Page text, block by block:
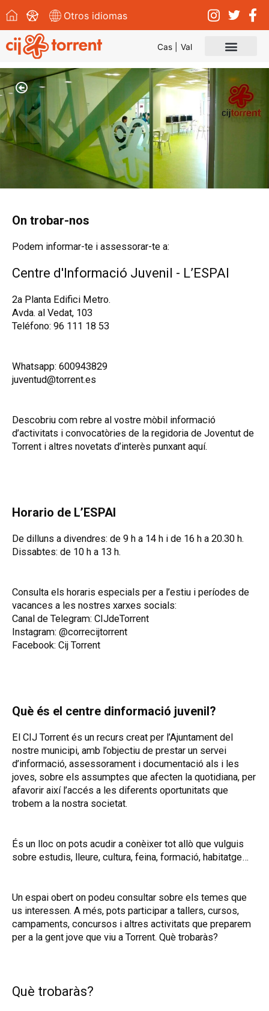
Otros idiomas
Cas | Val
On trobar-nos
Podem informar-te i assessorar-te a:
Centre d'Informació Juvenil - L’ESPAI
2a Planta Edifici Metro.
Avda. al Vedat, 103
Teléfono: 96 111 18 53
Whatsapp: 600943829
juventud@torrent.es
Descobriu com rebre al vostre mòbil informació
d’activitats i convocatòries de la regidoria de Joventut de
Torrent i altres novetats d’interès punxant aquí.
Horario de L’ESPAI
De dilluns a divendres: de 9 h a 14 h i de 16 h a 20.30 h.
Dissabtes: de 10 h a 13 h.
Consulta els horaris especials per a l’estiu i períodes de
vacances a les nostres xarxes socials:
Canal de Telegram: CIJdeTorrent
Instagram: @correcijtorrent
Facebook: Cij Torrent
Què és el centre dinformació juvenil?
El CIJ Torrent és un recurs creat per l’Ajuntament del
nostre municipi, amb l’objectiu de prestar un servei
d’informació, assessorament i documentació als i les
joves, sobre els assumptes que afecten la quotidiana, per
afavorir així l’accés a les diferents oportunitats que
trobem a la nostra societat.
És un lloc on pots acudir a conèixer tot allò que vulguis
sobre estudis, lleure, cultura, feina, formació, habitatge…
Un espai obert on podeu consultar sobre els temes que
us interessen. A més, pots participar a tallers, cursos,
campaments, concursos i altres activitats que preparem
per a la gent jove que viu a Torrent. Què trobaràs?
Què trobaràs?